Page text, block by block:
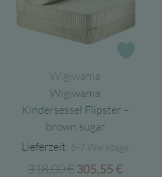
Wigiwama
Wigiwama
Kindersessel Flipster –
brown sugar
Lieferzeit: 5-7 Werktage
318,00€Ursprünglicher
305,55€